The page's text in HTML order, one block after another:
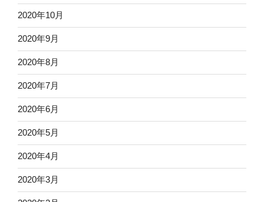
2020年10月
2020年9月
2020年8月
2020年7月
2020年6月
2020年5月
2020年4月
2020年3月